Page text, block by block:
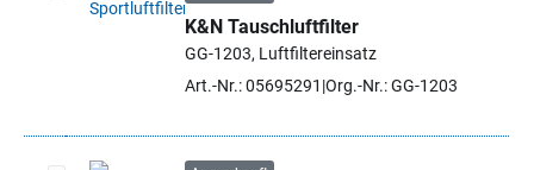
Artikel auswählen
K&N Tauschluftfilter
GG-1203, Luftfiltereinsatz
Art.-Nr.: 05695291 Org.-Nr.: GG-1203